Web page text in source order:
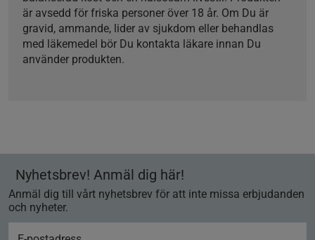
är avsedd för friska personer över 18 år. Om Du är
gravid, ammande, lider av sjukdom eller behandlas
med läkemedel bör Du kontakta läkare innan Du
använder produkten.
Nyhetsbrev! Anmäl dig här!
Anmäl dig till vårt nyhetsbrev för att inte missa erbjudanden
och nyheter.